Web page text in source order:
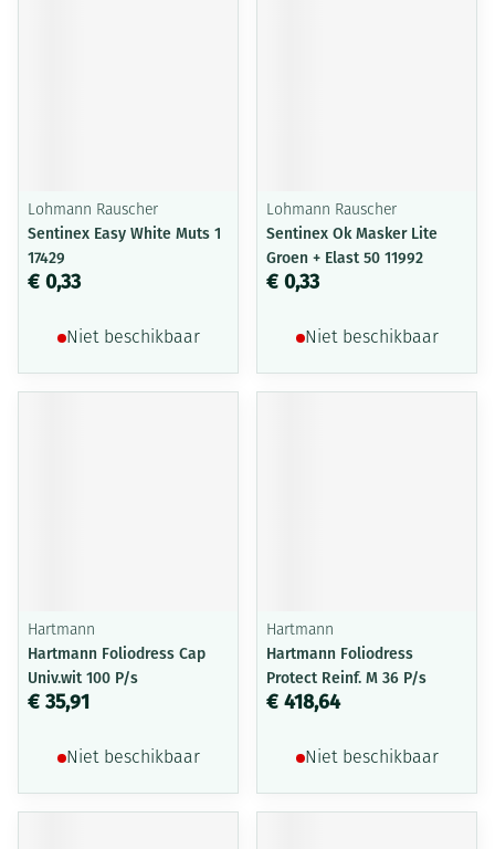
Lohmann Rauscher
Sentinex Easy White Muts 1
17429
€ 0,33
Niet beschikbaar
Lohmann Rauscher
Sentinex Ok Masker Lite
Groen + Elast 50 11992
€ 0,33
Niet beschikbaar
Hartmann
Hartmann Foliodress Cap
Univ.wit 100 P/s
€ 35,91
Niet beschikbaar
Hartmann
Hartmann Foliodress
Protect Reinf. M 36 P/s
€ 418,64
Niet beschikbaar